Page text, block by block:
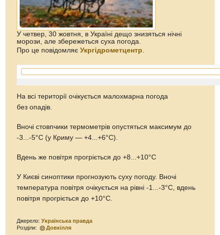
У четвер, 30 жовтня, в Україні дещо знизяться нічні
морози, але збережеться суха погода.
Про це повідомляєУкргідрометцентр
На всі території очікується малохмарна погода
без опадів.
Вночі стовпчики термометрів опустяться максимум до
-3...-5°С (у Криму — +4...+6°С).
Вдень же повітря прогріється до +8...+10°С
У Києві синоптики прогнозують суху погоду. Вночі
температура повітря очікується на рівні -1...-3°С, вдень
повітря прогріється до +10°С.
Джерело:Українська правда
Розділи:
Довкілля